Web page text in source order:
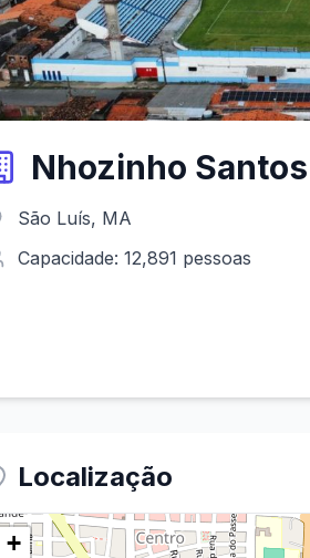
Nhozinho Santos
São Luís, MA
Capacidade: 12,891 pessoas
Localização
+